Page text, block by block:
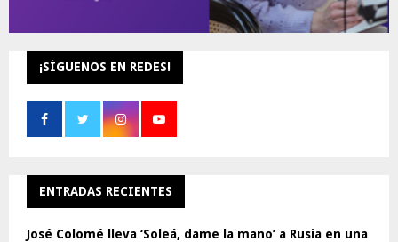
¡SÍGUENOS EN REDES!
ENTRADAS RECIENTES
José Colomé lleva ‘Soleá, dame la mano’ a Rusia en una